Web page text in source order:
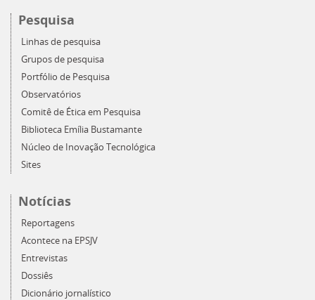
Pesquisa
Linhas de pesquisa
Grupos de pesquisa
Portfólio de Pesquisa
Observatórios
Comitê de Ética em Pesquisa
Biblioteca Emília Bustamante
Núcleo de Inovação Tecnológica
Sites
Notícias
Reportagens
Acontece na EPSJV
Entrevistas
Dossiês
Dicionário jornalístico